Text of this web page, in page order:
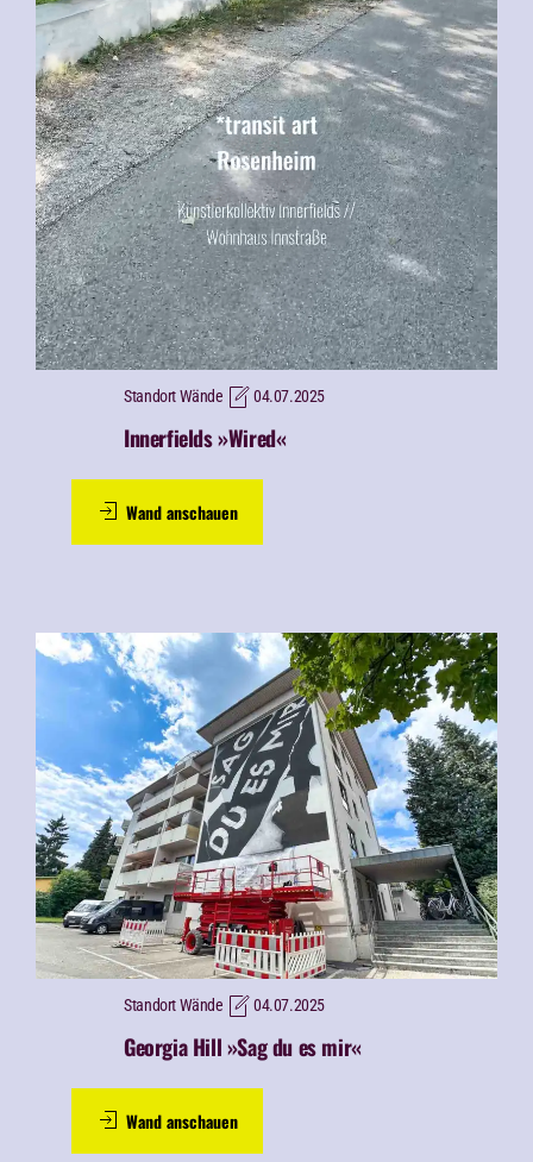
Standort Wände 04.07.2025
Innerfields »Wired«
Wand anschauen
Standort Wände 04.07.2025
Georgia Hill »Sag du es mir«
Wand anschauen